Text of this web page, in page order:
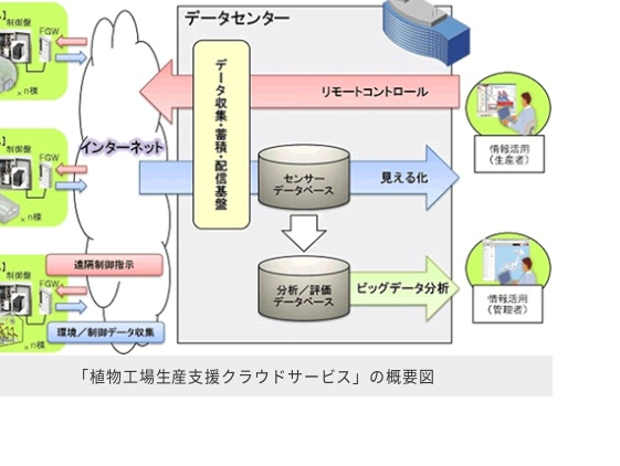
「植物工場生産支援クラウドサービス」の概要図